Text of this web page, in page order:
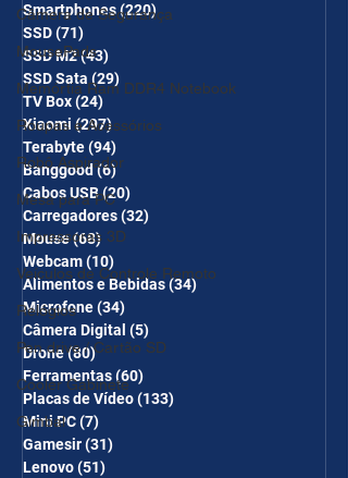
Câmera de Segurança
MousePads
Memórtia Ram DDR4 Notebook
Roupas e Acessórios
Robô Aspirador
Mesa para PC
Impressoras 3D
Veículos de Controle Remoto
Relógios
Pen drive / Cartão SD
Cooler Gabinete
Gimbal
Smartphones(220)220 posts
SSD(71)
SSD M2(43)
SSD Sata (29) 29 posts
TV Box(24)
Xiaomi (297)297 posts
Terabyte(94)
Banggood(6)6 posts
Cabos USB(20)
Carregadores(32)
Mouse(68) 68 posts
Webcam(10)
Alimentos e Bebidas(34)34 posts
Microfone(34)
Câmera Digital (5)
Drone(80)80 posts
Ferramentas(60)
Placas de Vídeo(133)
Mini PC(7)
Gamesir(31)
Lenovo(51)